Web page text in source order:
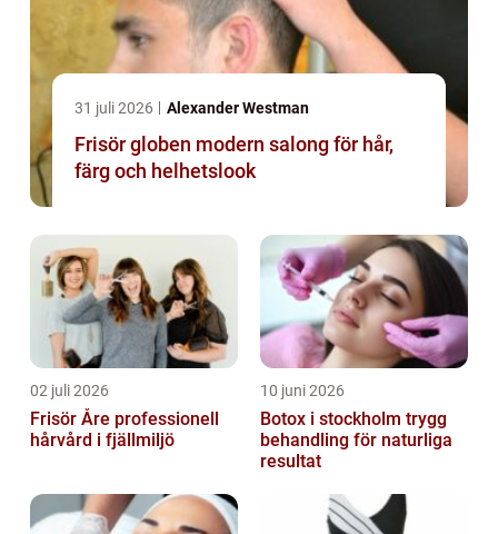
31 juli 2026 Alexander Westman
Frisör globen modern salong för hår,
färg och helhetslook
02 juli 2026
Frisör Åre professionell
hårvård i fjällmiljö
10 juni 2026
Botox i stockholm trygg
behandling för naturliga
resultat